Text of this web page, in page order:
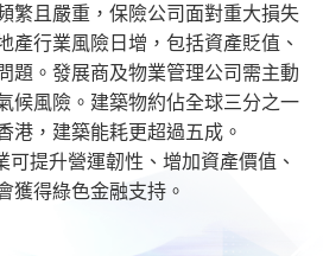
繁且嚴重，保險公司面對重大損失
產行業風險日增，包括資產貶值、
題。發展商及物業管理公司需主動
候風險。建築物約佔全球三分之一
港，建築能耗更超過五成。
可提升營運韌性、增加資產價值、
獲得綠色金融支持。